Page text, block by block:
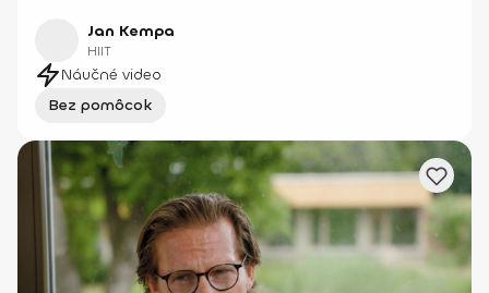
Jan Kempa
HIIT
Náučné video
Bez pomôcok